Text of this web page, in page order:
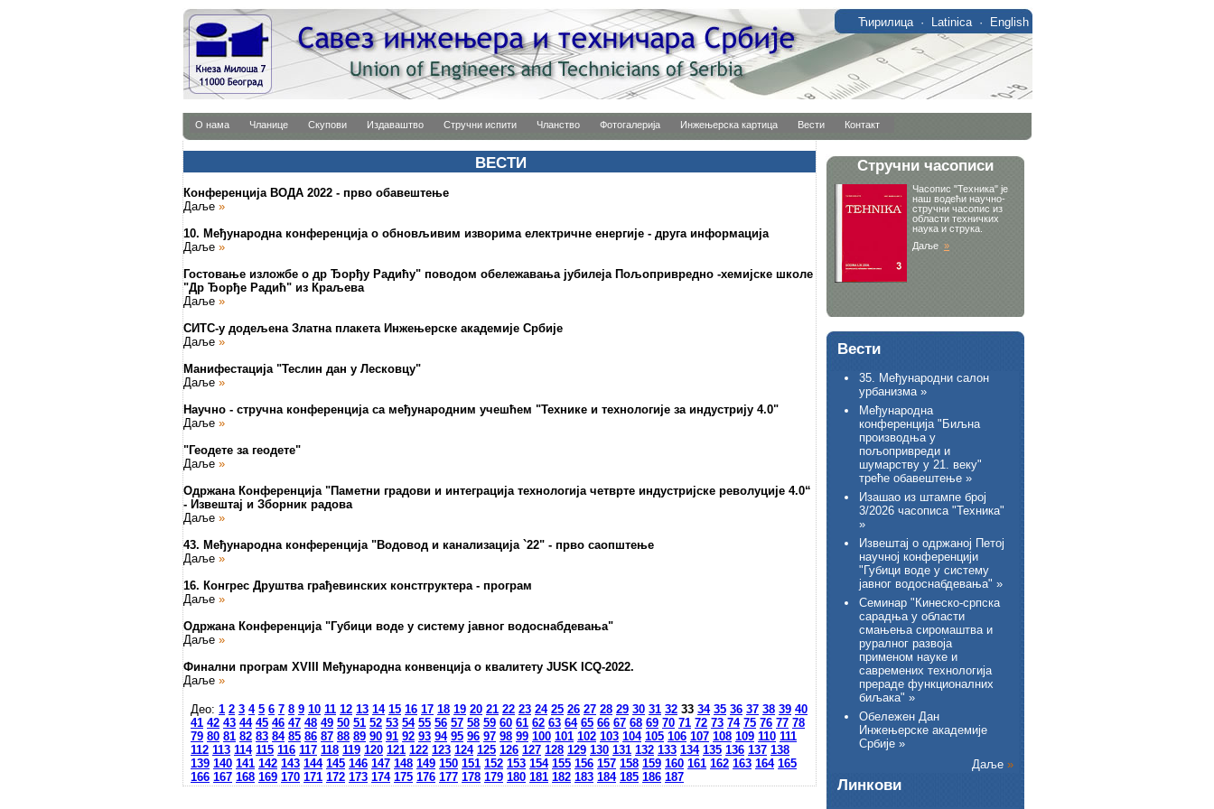
Ћирилица· Latinica· English
О нама Чланице Скупови Издаваштво Стручни испити Чланство Фотогалерија Инжењерска картица Вести Контакт
ВЕСТИ
Конференција ВОДА 2022 - прво обавештење
Даље »
10. Међународна конференција о обновљивим изворима електричне енергије - друга информација
Даље »
Гостовање изложбе о др Ђорђу Радићу" поводом обележавања јубилеја Пољопривредно -хемијске школе
"Др Ђорђе Радић" из Краљева
Даље »
СИТС-у додељена Златна плакета Инжењерске академије Србије
Даље »
Манифестација "Теслин дан у Лесковцу"
Даље »
Научно - стручна конференција са међународним учешћем "Технике и технологије за индустрију 4.0"
Даље »
"Геодете за геодете"
Даље »
Одржана Конференција "Паметни градови и интеграција технологија четврте индустријске револуције 4.0“
- Извештај и Зборник радова
Даље »
43. Међународна конференција "Водовод и канализација `22" - прво саопштење
Даље »
16. Конгрес Друштва грађевинских констгруктера - програм
Даље »
Одржана Конференција "Губици воде у систему јавног водоснабдевања"
Даље »
Финални програм XVIII Међународна конвенција о квалитету JUSK ICQ-2022.
Даље »
Део: 1 2 3 4 5 6 7 8 9 10 11 12 13 14 15 16 17 18 19 20 21 22 23 24 25 26 27 28 29 30 31 32 33 34 35 36 37 38 39 40
41 42 43 44 45 46 47 48 49 50 51 52 53 54 55 56 57 58 59 60 61 62 63 64 65 66 67 68 69 70 71 72 73 74 75 76 77 78
79 80 81 82 83 84 85 86 87 88 89 90 91 92 93 94 95 96 97 98 99 100 101 102 103 104 105 106 107 108 109 110 111
112 113 114 115 116 117 118 119 120 121 122 123 124 125 126 127 128 129 130 131 132 133 134 135 136 137 138
139 140 141 142 143 144 145 146 147 148 149 150 151 152 153 154 155 156 157 158 159 160 161 162 163 164 165
166 167 168 169 170 171 172 173 174 175 176 177 178 179 180 181 182 183 184 185 186 187
Вести
35. Међународни салон
урбанизма »
Међународна
конференција "Биљна
производња у
пољопривреди и
шумарству у 21. веку"
треће обавештење »
Изашао из штампе број
3/2026 часописа "Техника"
»
Извештај о одржаној Петој
научној конференцији
"Губици воде у систему
јавног водоснабдевања" »
Семинар "Кинеско-српска
сарадња у области
смањења сиромаштва и
руралног развоја
применом науке и
савремених технологија
прераде функционалних
биљака" »
Обележен Дан
Инжењерске академије
Србије »
Даље »
Линкови